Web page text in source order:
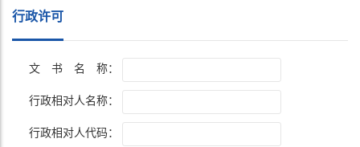
行政许可
文 书 名 称：
行政相对人名称：
行政相对人代码：